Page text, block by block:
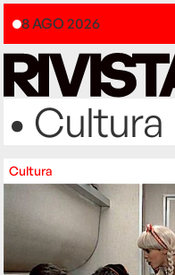
8 AGO 2026
• Cultura
Cultura